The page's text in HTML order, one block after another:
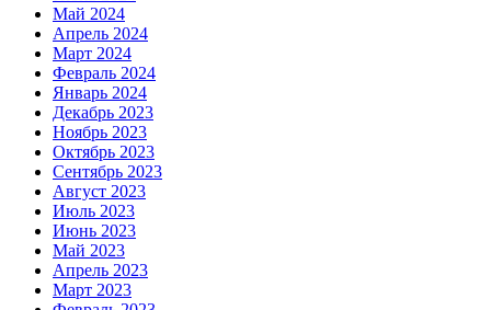
Май 2024
Апрель 2024
Март 2024
Февраль 2024
Январь 2024
Декабрь 2023
Ноябрь 2023
Октябрь 2023
Сентябрь 2023
Август 2023
Июль 2023
Июнь 2023
Май 2023
Апрель 2023
Март 2023